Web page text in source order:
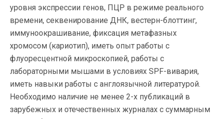
уровня экспрессии генов, ПЦР в режиме реального
времени, секвенирование ДНК, вестерн-блоттинг,
иммуноокрашивание, фиксация метафазных
хромосом (кариотип), иметь опыт работы с
флуоресцентной микроскопией, работы с
лабораторными мышами в условиях SPF-вивария,
иметь навыки работы с англоязычной литературой.
Необходимо наличие не менее 2-х публикаций в
зарубежных и отечественных журналах с суммарным